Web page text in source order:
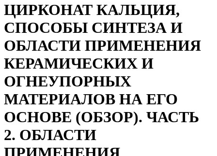
ЦИРКОНАТ КАЛЬЦИЯ,
СПОСОБЫ СИНТЕЗА И
ОБЛАСТИ ПРИМЕНЕНИЯ
КЕРАМИЧЕСКИХ И
ОГНЕУПОРНЫХ
МАТЕРИАЛОВ НА ЕГО
ОСНОВЕ (ОБЗОР). ЧАСТЬ
2. ОБЛАСТИ